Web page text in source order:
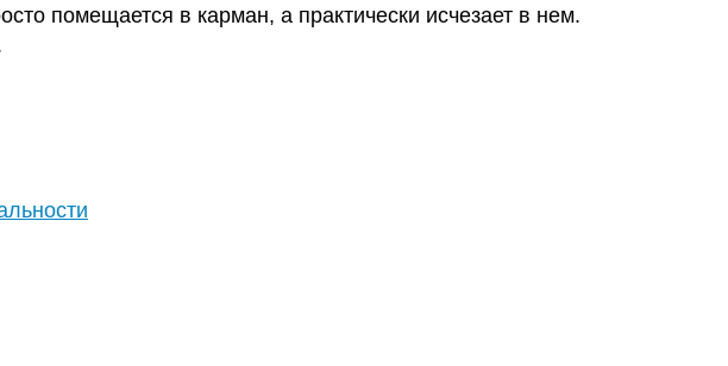
помещается в карман, а практически исчезает в нем.